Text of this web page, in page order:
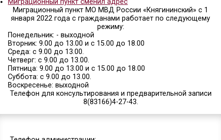
Главная»Информация МО МВД России
"Княгининский"»Миграционный пункт
Об организации работы с некоторыми
иностранных граждан и лиц без гражданства
Миграционный пункт Межмуниципального
России «Княгининский» осуществляет
государственных услуг в электронном виде:
Преимущества услуг в электронном виде
Миграционный пункт сменил адрес
Миграционный пункт МО МВД России